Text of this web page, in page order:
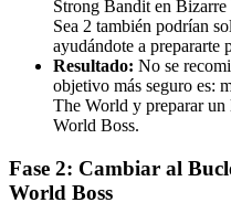
Strong Bandit en
Sea 2 también podrían
ayudándote a
Resultado: No se
objetivo más seguro es:
The World y preparar
World Boss.
Fase 2: Cambiar al
World Boss